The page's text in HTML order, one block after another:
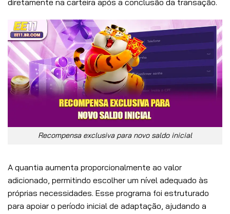
Recompensa exclusiva para novo saldo inicial
A quantia aumenta proporcionalmente ao valor
adicionado, permitindo escolher um nível adequado às
próprias necessidades. Esse programa foi estruturado
para apoiar o período inicial de adaptação, ajudando a